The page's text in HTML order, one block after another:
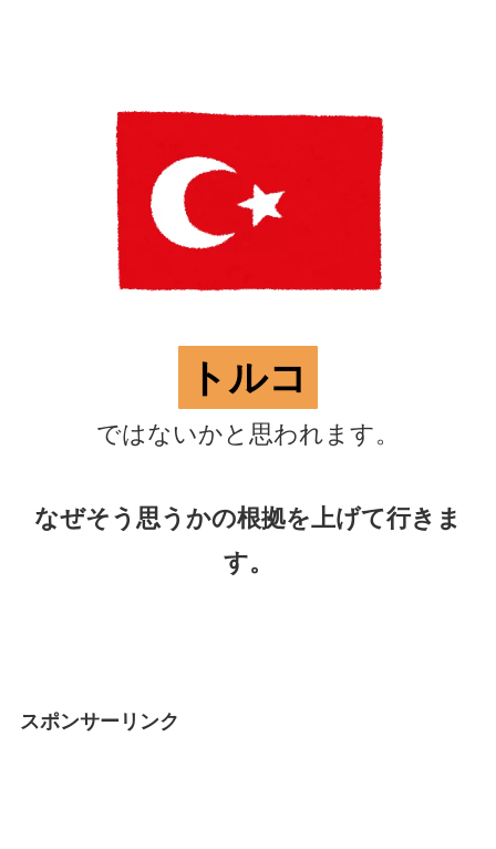
トルコ
ではないかと思われます。
なぜそう思うかの根拠を上げて行きま
す。
スポンサーリンク